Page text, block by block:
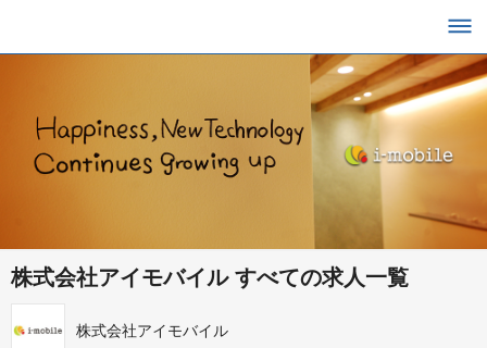
株式会社アイモバイル すべての求人一覧
株式会社アイモバイル